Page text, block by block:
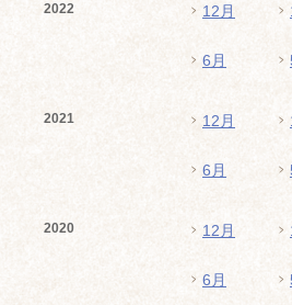
2022 12月
6月
2021 12月
6月
2020 12月
6月